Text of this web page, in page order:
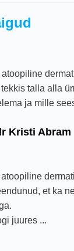
talla alla
ja mille
Kristi Abram
et ka
juures ...